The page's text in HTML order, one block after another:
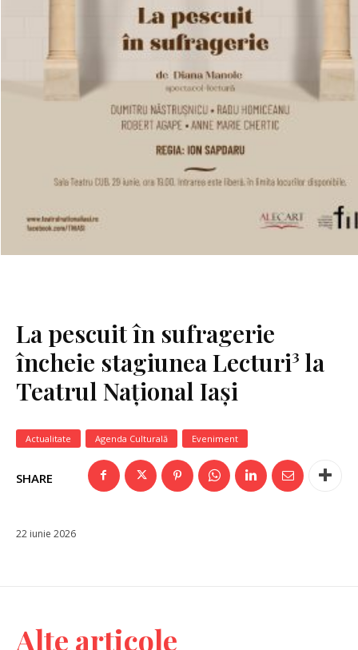
La pescuit în sufragerie
încheie stagiunea Lecturi³ la
Teatrul Național Iași
Actualitate Agenda Culturală Eveniment
SHARE
22 iunie 2026
Alte articole